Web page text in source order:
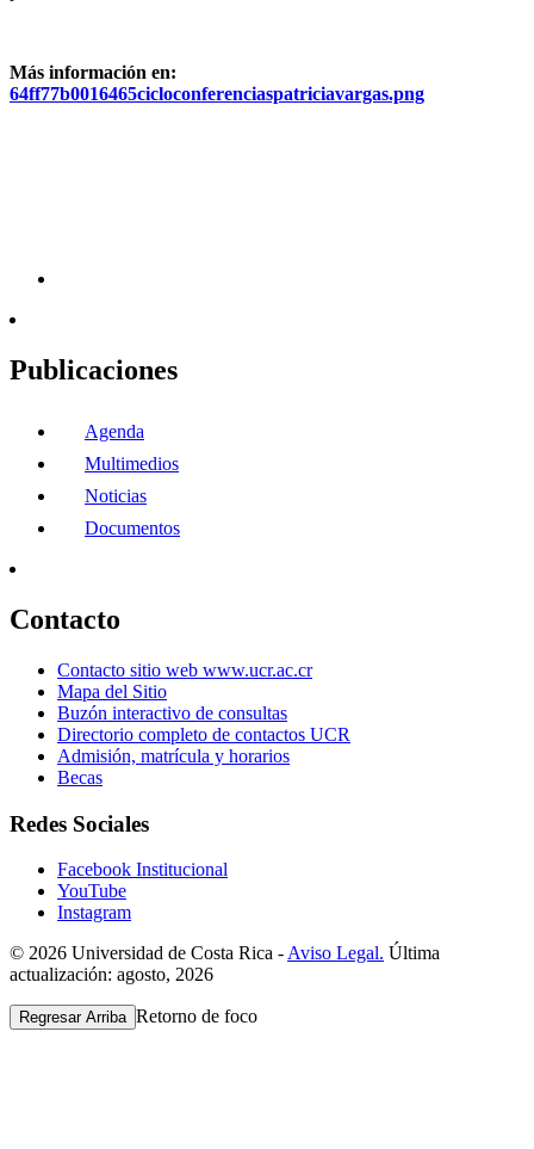
Más información en:
64ff77b0016465cicloconferenciaspatriciavargas.png
Publicaciones
Agenda
Multimedios
Noticias
Documentos
Contacto
Contacto sitio web www.ucr.ac.cr
Mapa del Sitio
Buzón interactivo de consultas
Directorio completo de contactos UCR
Admisión, matrícula y horarios
Becas
Redes Sociales
Facebook Institucional
YouTube
Instagram
© 2026 Universidad de Costa Rica - Aviso Legal. Última
actualización: agosto, 2026
Regresar Arriba Retorno de foco